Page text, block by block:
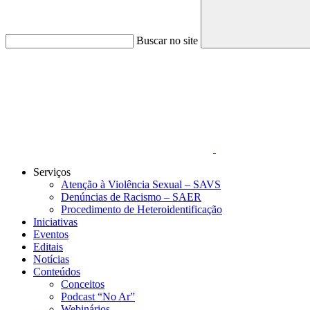
Buscar no site
Serviços
Atenção à Violência Sexual – SAVS
Denúncias de Racismo – SAER
Procedimento de Heteroidentificação
Iniciativas
Eventos
Editais
Notícias
Conteúdos
Conceitos
Podcast “No Ar”